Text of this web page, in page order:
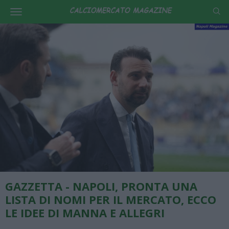
GAZZETTA - NAPOLI, PRONTA UNA
LISTA DI NOMI PER IL MERCATO, ECCO
LE IDEE DI MANNA E ALLEGRI